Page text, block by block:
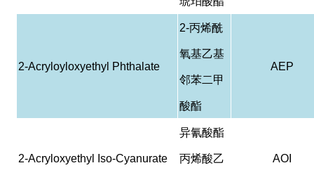
2-Acryloyloxyethyl Phthalate
2-丙烯酰
氧基乙基
邻苯二甲
酸酯
AEP
2-Acryloxyethyl Iso-Cyanurate
异氰酸酯
丙烯酸乙 AOI